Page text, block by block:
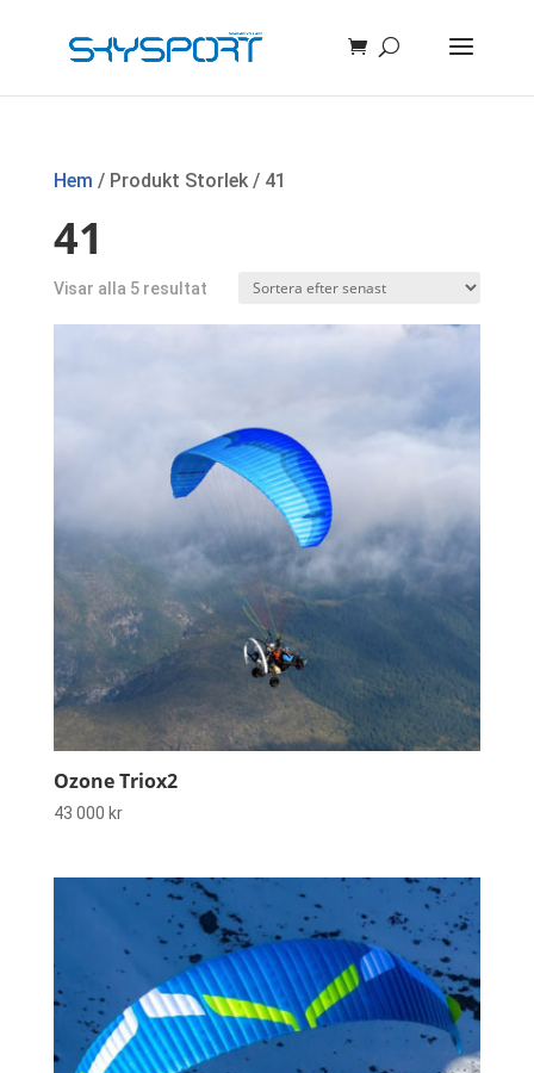
Hem / Produkt Storlek / 41
41
Visar alla 5 resultatSortera
efter
Ozone Triox2
43 000 kr